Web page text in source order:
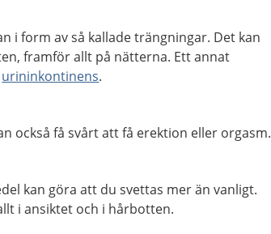
i form av så kallade trängningar. Det kan
framför allt på nätterna. Ett annat
urininkontinens.
också få svårt att få erektion eller orgasm.
kan göra att du svettas mer än vanligt.
i ansiktet och i hårbotten.